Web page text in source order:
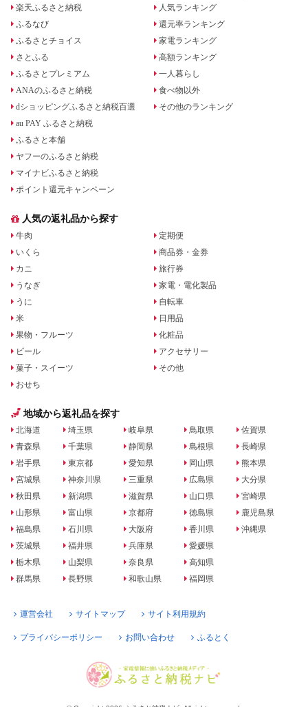
N-LD55-Y
楽天ふるさと納税
ふるなび
ふるさとチョイス
さとふる
ふるさとプレミアム
ANAのふるさと納税
dショッピングふるさと納税百選
au PAY ふるさと納税
ふるさと本舗
ヤフーのふるさと納税
マイナビふるさと納税
ポイント還元キャンペーン
人気ランキング
還元率ランキング
家電ランキング
高額ランキング
一人暮らし
食べ物以外
その他のランキング
人気の返礼品から探す
牛肉
いくら
カニ
うなぎ
うに
米
果物・フルーツ
ビール
菓子・スイーツ
おせち
定期便
商品券・金券
旅行券
家電・電化製品
自転車
日用品
化粧品
アクセサリー
その他
地域から返礼品を探す
北海道
青森県
岩手県
宮城県
秋田県
山形県
福島県
茨城県
栃木県
群馬県
埼玉県
千葉県
東京都
神奈川県
新潟県
富山県
石川県
福井県
山梨県
長野県
岐阜県
静岡県
愛知県
三重県
滋賀県
京都府
大阪府
兵庫県
奈良県
和歌山県
鳥取県
島根県
岡山県
広島県
山口県
徳島県
香川県
愛媛県
高知県
福岡県
佐賀県
長崎県
熊本県
大分県
宮崎県
鹿児島県
沖縄県
運営会社 サイトマップ サイト利用規約
プライバシーポリシー お問い合わせ ふるとく